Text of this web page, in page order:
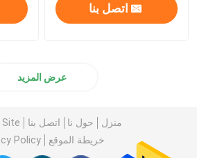
اتصل بنا
عرض المزيد
منزل حول نا اتصل بنا
Site
خريطة الموقع
Policy